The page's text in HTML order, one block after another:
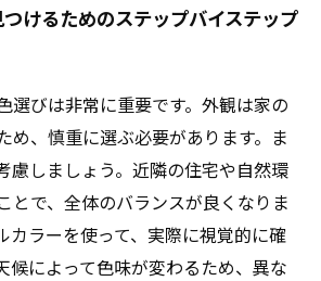
けるためのステップバイステップ
選びは非常に重要です。外観は家の
め、慎重に選ぶ必要があります。ま
慮しましょう。近隣の住宅や自然環
とで、全体のバランスが良くなりま
カラーを使って、実際に視覚的に確
候によって色味が変わるため、異な